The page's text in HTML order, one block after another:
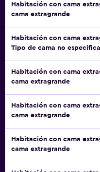
Habitación con cama
cama extragrande
Habitación con cama
Tipo de cama no
Habitación con cama
cama extragrande
Habitación con cama
cama extragrande
Habitación con cama
cama extragrande